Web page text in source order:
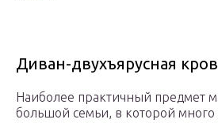
Диван-двухъярусная
Наиболее практичный предмет
большой семьи, в которой много